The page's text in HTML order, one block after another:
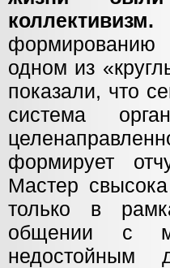
коллективизм.
формированию
одном из
показали, что
система
формирует
Мастер
только в
общении с